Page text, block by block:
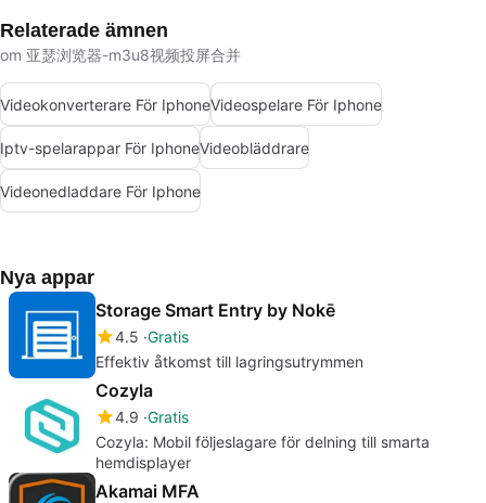
Relaterade ämnen
om 亚瑟浏览器-m3u8视频投屏合并
Videokonverterare För IphoneVideospelare För Iphone
Iptv-spelarappar För IphoneVideobläddrare
Videonedladdare För Iphone
Nya appar
Storage Smart Entry by Nokē
4.5 Gratis
Effektiv åtkomst till lagringsutrymmen
Cozyla
4.9 Gratis
Cozyla: Mobil följeslagare för delning till smarta
hemdisplayer
Akamai MFA